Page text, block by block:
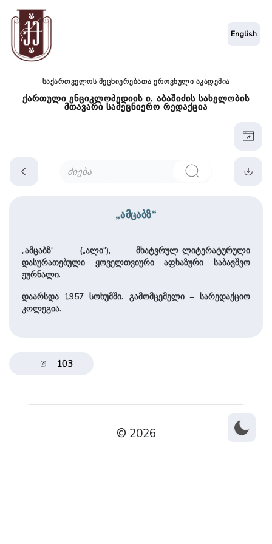
საქართველოს მეცნიერებათა ეროვნული აკადემია
ქართული ენციკლოპედიის ი. აბაშიძის სახელობის
მთავარი სამეცნიერო რედაქცია
English
„ამცაბზ“
„ამცაბზ“ („ალი“), მხატვრულ-ლიტერატურული
დასურათებული ყოველთვიური აფხაზური საბავშვო
ჟურნალი.
დაარსდა 1957 სოხუმში. გამომცემელი – სარედაქციო
კოლეგია.
103
© 2026